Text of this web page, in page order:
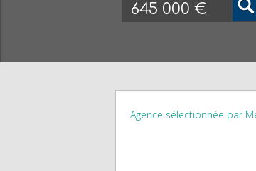
645 000 €
Agence sélectionnée par